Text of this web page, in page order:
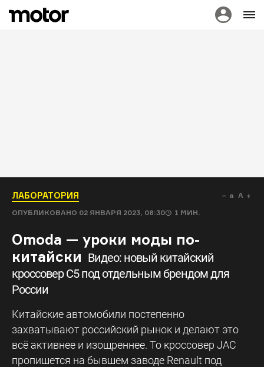
ЛАБОРАТОРИЯ
ОПУБЛИКОВАНО 02 ЯНВАРЯ 2023, 08:30 1 МИН.
a A
Omoda — уроки моды по-
китайски Видео: новый китайский
кроссовер C5 под отдельным брендом для
России
Китайские автомобили постепенно
захватывают российский рынок и делают это
всё активнее и изощреннее. То кроссовер JAC
пропишется на бывшем заводе Renault под